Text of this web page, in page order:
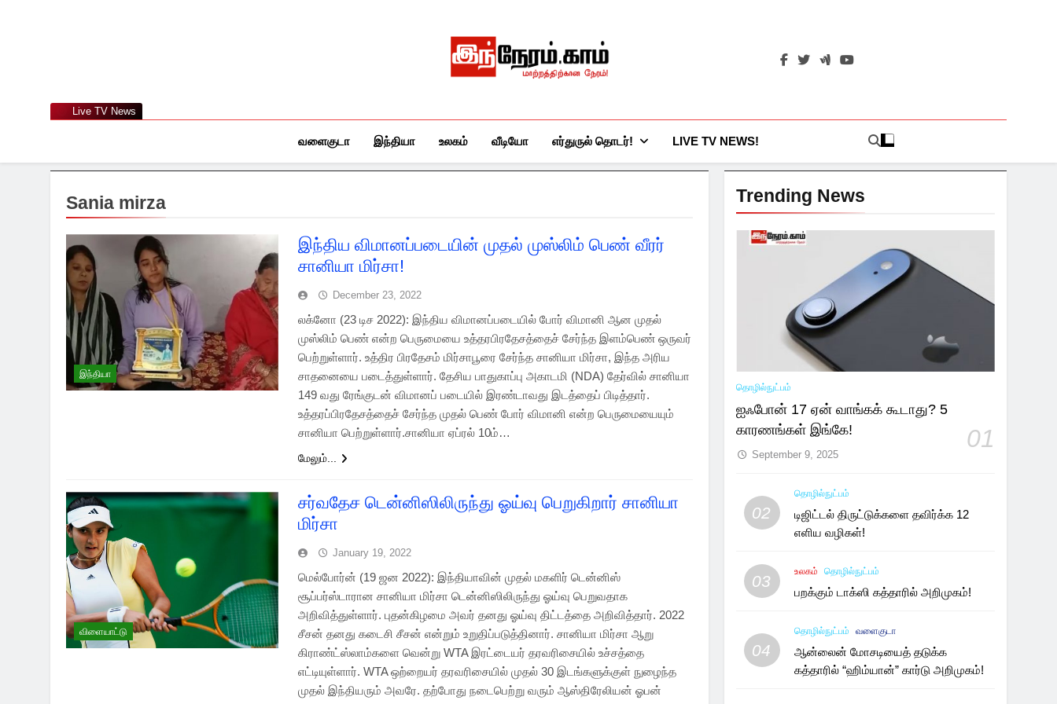
Live TV News இந்நேரம்.காம்
வளைகுடா இந்தியா உலகம் வீடியோ எர்துருல் தொடர்! LIVE TV NEWS!
Sania mirza
இந்தியா
இந்திய விமானப்படையின் முதல் முஸ்லிம் பெண் வீரர்
சானியா மிர்சா!
December 23, 2022
லக்னோ (23 டிச 2022): இந்திய விமானப்படையில் போர் விமானி ஆன முதல்
முஸ்லிம் பெண் என்ற பெருமையை உத்தரபிரதேசத்தைச் சேர்ந்த இளம்பெண் ஒருவர்
பெற்றுள்ளார். உத்திர பிரதேசம் மிர்சாபூரை சேர்ந்த சானியா மிர்சா, இந்த அரிய
சாதனையை படைத்துள்ளார். தேசிய பாதுகாப்பு அகாடமி (NDA) தேர்வில் சானியா
149 வது ரேங்குடன் விமானப் படையில் இரண்டாவது இடத்தைப் பிடித்தார்.
உத்தரப்பிரதேசத்தைச் சேர்ந்த முதல் பெண் போர் விமானி என்ற பெருமையையும்
சானியா பெற்றுள்ளார்.சானியா ஏப்ரல் 10ம்…
மேலும்...
விளையாட்டு
சர்வதேச டென்னிஸிலிருந்து ஓய்வு பெறுகிறார் சானியா
மிர்சா
January 19, 2022
மெல்போர்ன் (19 ஜன 2022): இந்தியாவின் முதல் மகளிர் டென்னிஸ்
சூப்பர்ஸ்டாரான சானியா மிர்சா டென்னிஸிலிருந்து ஓய்வு பெறுவதாக
அறிவித்துள்ளார். புதன்கிழமை அவர் தனது ஓய்வு திட்டத்தை அறிவித்தார். 2022
சீசன் தனது கடைசி சீசன் என்றும் உறுதிப்படுத்தினார். சானியா மிர்சா ஆறு
கிராண்ட்ஸ்லாம்களை வென்று WTA இரட்டையர் தரவரிசையில் உச்சத்தை
எட்டியுள்ளார். WTA ஒற்றையர் தரவரிசையில் முதல் 30 இடங்களுக்குள் நுழைந்த
முதல் இந்தியரும் அவரே. தற்போது நடைபெற்று வரும் ஆஸ்திரேலியன் ஓபன்
Trending News
தொழில்நுட்பம்
ஐஃபோன் 17 ஏன் வாங்கக் கூடாது? 5
காரணங்கள் இங்கே!
01
September 9, 2025
02
தொழில்நுட்பம்
டிஜிட்டல் திருட்டுக்களை தவிர்க்க 12
எளிய வழிகள்!
03
உலகம் தொழில்நுட்பம்
பறக்கும் டாக்ஸி கத்தாரில் அறிமுகம்!
04
தொழில்நுட்பம் வளைகுடா
ஆன்லைன் மோசடியைத் தடுக்க
கத்தாரில் “ஹிம்யான்” கார்டு அறிமுகம்!